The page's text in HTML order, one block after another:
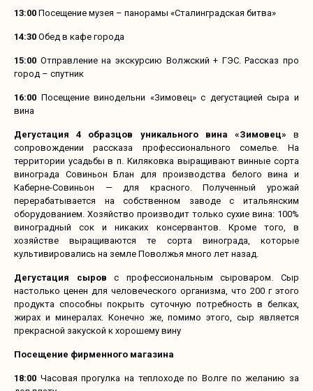
13:00 Посещение музея – панорамы «Сталинградская битва»
14:30 Обед в кафе города
15:00 Отправление на экскурсию Волжский + ГЭС. Рассказ про
город – спутник
16:00 Посещение винодельни «Зимовец» с дегустацией сыра и
вина
Дегустация 4 образцов уникального вина «Зимовец» в
сопровождении рассказа профессионального сомелье. На
территории усадьбы в п. Киляковка выращивают винные сорта
винограда Совиньон Блан для производства белого вина и
Каберне-Совиньон — для красного. Полученный урожай
перерабатывается на собственном заводе с итальянским
оборудованием. Хозяйство производит только сухие вина: 100%
виноградный сок и никаких консервантов. Кроме того, в
хозяйстве выращиваются те сорта винограда, которые
культивировались на земле Поволжья много лет назад.
Дегустация сыров с профессиональным сыроваром. Сыр
настолько ценен для человеческого организма, что 200 г этого
продукта способны покрыть суточную потребность в белках,
жирах и минералах. Конечно же, помимо этого, сыр является
прекрасной закуской к хорошему вину
Посещение фирменного магазина
18:00 Часовая прогулка на теплоходе по Волге по желанию за